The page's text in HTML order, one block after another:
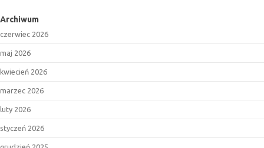
Archiwum
czerwiec 2026
maj 2026
kwiecień 2026
marzec 2026
luty 2026
styczeń 2026